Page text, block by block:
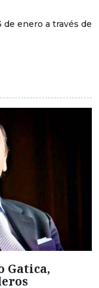
enero a través de
Gatica,